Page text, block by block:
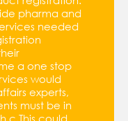
pharma and
needed
a one stop
would
experts,
must be in
could